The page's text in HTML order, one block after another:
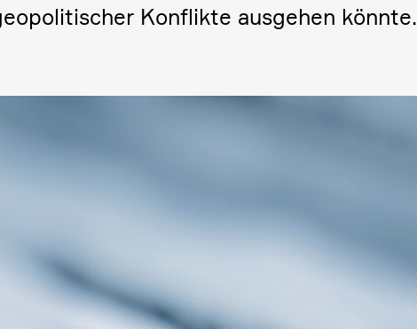
Konflikte ausgehen könnte.